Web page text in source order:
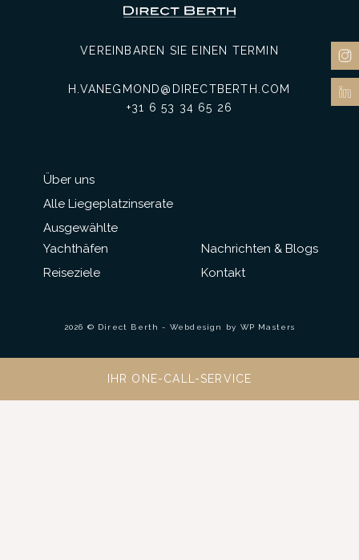
Über uns
Alle Liegeplatzinserate
Ausgewählte
Yachthäfen
Reiseziele
VEREINBAREN SIE EINEN TERMIN
H.VANEGMOND@DIRECTBERTH.COM
+31 6 53 34 65 26
Nachrichten & Blogs
Kontakt
2026 © Direct Berth - Webdesign by WP Masters
IHR ONE-CALL-SERVICE